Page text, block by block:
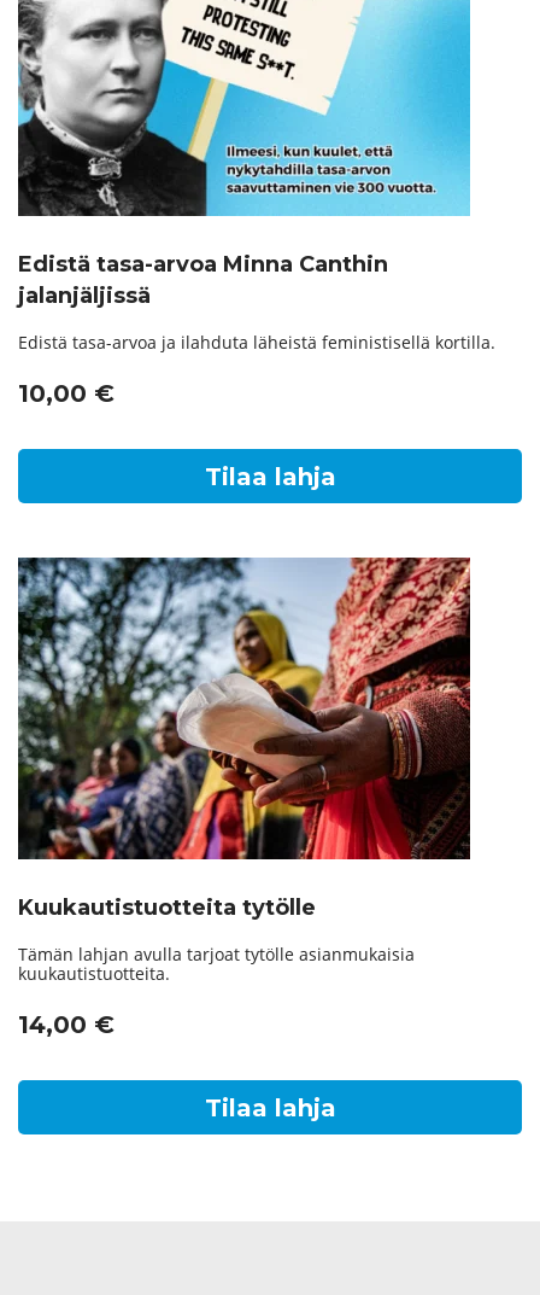
Edistä tasa-arvoa Minna Canthin
jalanjäljissä
Edistä tasa-arvoa ja ilahduta läheistä feministisellä kortilla.
10,00 €
Tilaa lahja
Kuukautistuotteita tytölle
Tämän lahjan avulla tarjoat tytölle asianmukaisia
kuukautistuotteita.
14,00 €
Tilaa lahja